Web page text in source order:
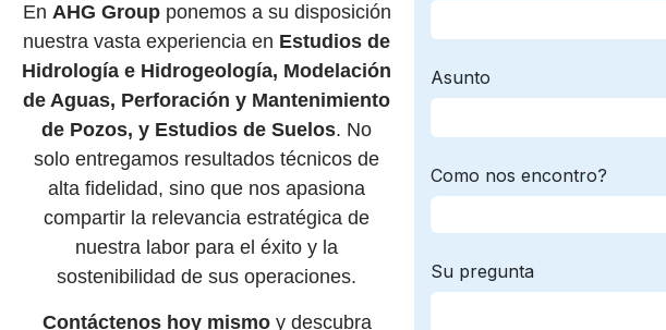
En AHG Groupponemos a su disposición
nuestra vasta experiencia en Estudios de
Hidrología e Hidrogeología, Modelación
de Aguas, Perforación y Mantenimiento
de Pozos, y Estudios de Suelos. No
solo entregamos resultados técnicos de
alta fidelidad, sino que nos apasiona
compartir la relevancia estratégica de
nuestra labor para el éxito y la
sostenibilidad de sus operaciones.
Contáctenos hoy mismoy descubra